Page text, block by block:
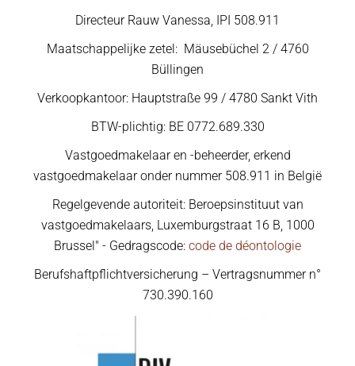
Directeur Rauw Vanessa, IPI 508.911
Maatschappelijke zetel: Mäusebüchel 2 / 4760
Büllingen
Verkoopkantoor: Hauptstraße 99 / 4780 Sankt Vith
BTW-plichtig: BE 0772.689.330
Vastgoedmakelaar en -beheerder, erkend
vastgoedmakelaar onder nummer 508.911 in België
Regelgevende autoriteit: Beroepsinstituut van
vastgoedmakelaars, Luxemburgstraat 16 B, 1000
Brussel" - Gedragscode: code de déontologie
Berufshaftpflichtversicherung – Vertragsnummer n°
730.390.160